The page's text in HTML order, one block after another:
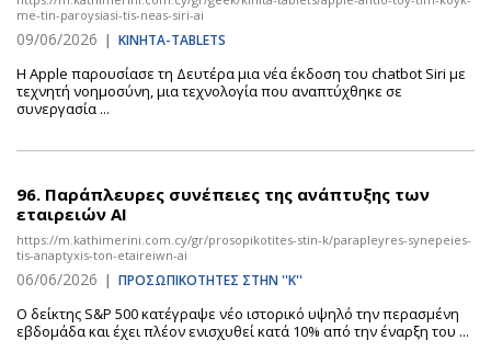
me-tin-paroysiasi-tis-neas-siri-ai
09/06/2026 | ΚΙΝΗΤΑ-TABLETS
Η Apple παρουσίασε τη Δευτέρα μια νέα έκδοση του chatbot Siri με
τεχνητή νοημοσύνη, μια τεχνολογία που αναπτύχθηκε σε
συνεργασία ...
96. Παράπλευρες συνέπειες της ανάπτυξης των
εταιρειών ΑΙ
https://m.kathimerini.com.cy/gr/prosopikotites-stin-k/parapleyres-synepeies-
tis-anaptyxis-ton-etaireiwn-ai
06/06/2026 | ΠΡΟΣΩΠΙΚΟΤΗΤΕΣ ΣΤΗΝ ''Κ''
Ο δείκτης S&P 500 κατέγραψε νέο ιστορικό υψηλό την περασμένη
εβδομάδα και έχει πλέον ενισχυθεί κατά 10% από την έναρξη του ...